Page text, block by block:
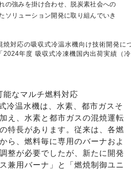
の強みを掛け合わせ、脱炭素社会への
ソリューション開発に取り組んでいき
対応の吸収式冷温水機向け技術開発
年度 吸収式冷凍機国内出荷実績（
なマルチ燃料対応
冷温水機は、水素、都市ガスそ
え、水素と都市ガスの混焼運転
特長があります。従来は、各燃
ら、燃料毎に専用のバーナおよ
整が必要でしたが、新たに開発
兼用バーナ」と「燃焼制御ユニ